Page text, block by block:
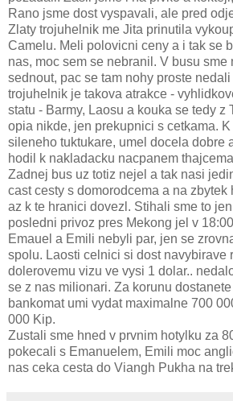
Rano jsme dost vyspavali, ale pred
Zlaty trojuhelnik me Jita prinutila
Camelu. Meli polovicni ceny a i tak se
nas, moc sem se nebranil. V busu sme
sednout, pac se tam nohy proste
trojuhelnik je takova atrakce -
statu - Barmy, Laosu a kouka se tedy z
opia nikde, jen prekupnici s cetkama.
sileneho tuktukare, umel docela dobre
hodil k nakladacku nacpanem
Zadnej bus uz totiz nejel a tak nasi
cast cesty s domorodcema a na zbytek
az k te hranici dovezl. Stihali sme to
posledni privoz pres Mekong jel v
Emauel a Emili nebyli par, jen se
spolu. Laosti celnici si dost navybirave
dolerovemu vizu ve vysi 1 dolar..
se z nas milionari. Za korunu
bankomat umi vydat maximalne 700
000 Kip.
Zustali sme hned v prvnim hotylku za
pokecali s Emanuelem, Emili moc
nas ceka cesta do Viangh Pukha na